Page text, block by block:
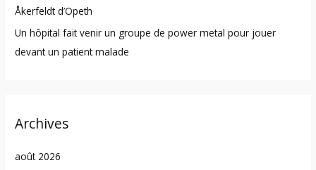
Åkerfeldt d’Opeth
Un hôpital fait venir un groupe de power metal pour jouer
devant un patient malade
Archives
août 2026